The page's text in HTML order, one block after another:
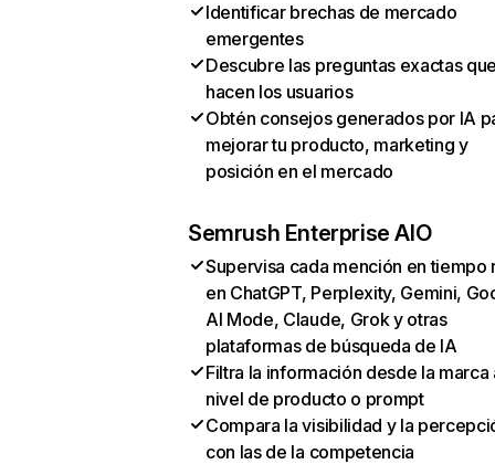
Identificar brechas de mercado
emergentes
Descubre las preguntas exactas
hacen los usuarios
Obtén consejos generados por IA
mejorar tu producto, marketing y
posición en el mercado
Semrush Enterprise AIO
Supervisa cada mención en tiempo
en ChatGPT, Perplexity, Gemini,
AI Mode, Claude, Grok y otras
plataformas de búsqueda de IA
Filtra la información desde la marca
nivel de producto o prompt
Compara la visibilidad y la
con las de la competencia